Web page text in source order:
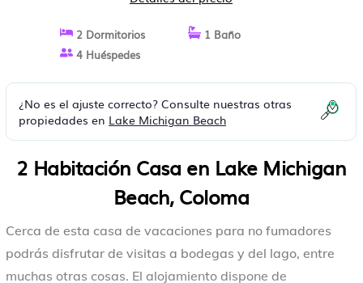
2 Dormitorios
1 Baño
4 Huéspedes
¿No es el ajuste correcto? Consulte nuestras otras
propiedades en Lake Michigan Beach
2 Habitación Casa en Lake Michigan
Beach, Coloma
Cerca de esta casa de vacaciones para no fumadores
podrás disfrutar de visitas a bodegas y del lago, entre
muchas otras cosas. El alojamiento dispone de